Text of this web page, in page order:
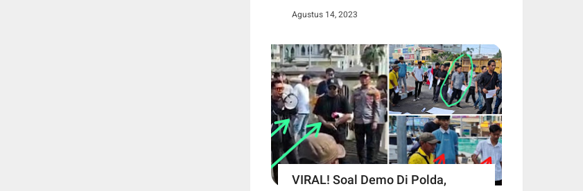
Agustus 14, 2023
VIRAL! Soal Demo Di Polda,